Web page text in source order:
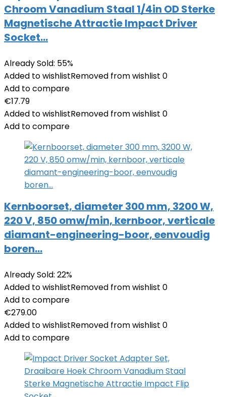
Chroom Vanadium Staal 1/4in OD Sterke
Magnetische Attractie Impact Driver
Socket…
Already Sold: 55%
Added to wishlistRemoved from wishlist 0
Add to compare
€17.79
Added to wishlistRemoved from wishlist 0
Add to compare
Kernboorset, diameter 300 mm, 3200 W,
220 V, 850 omw/min, kernboor, verticale
diamant-engineering-boor, eenvoudig
boren…
Already Sold: 22%
Added to wishlistRemoved from wishlist 0
Add to compare
€279.00
Added to wishlistRemoved from wishlist 0
Add to compare